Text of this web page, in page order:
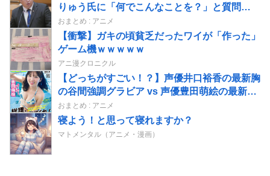
りゅう氏に「何でこんなことを？」と質問
www
おまとめ : アニメ
【衝撃】ガキの頃貧乏だったワイが「作った」
ゲーム機ｗｗｗｗｗ
アニ漫クロニクル
【どっちがすごい！？】声優井口裕香の最新胸
の谷間強調グラビア vs 声優豊田萌絵の最新胸
の谷間強調グラビア
おまとめ : アニメ
寝よう！と思って寝れますか？
マトメンタル（アニメ・漫画）